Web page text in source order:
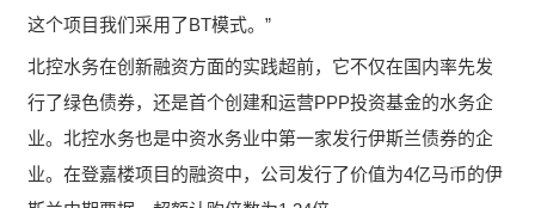
这个项目我们采用了BT模式。”
北控水务在创新融资方面的实践超前，它不仅在国内率先发
行了绿色债券，还是首个创建和运营PPP投资基金的水务企
业。北控水务也是中资水务业中第一家发行伊斯兰债券的企
业。在登嘉楼项目的融资中，公司发行了价值为4亿马币的伊